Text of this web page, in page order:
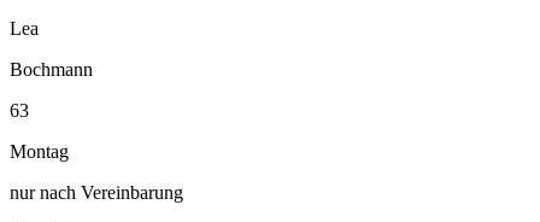
Lea
Bochmann
63
Montag
nur nach Vereinbarung